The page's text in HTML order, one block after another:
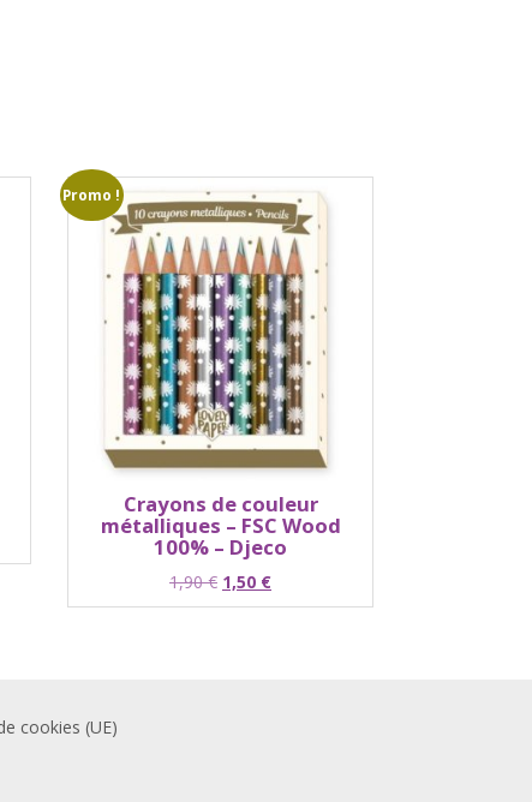
Promo !
Crayons de couleur
métalliques – FSC Wood
100% – Djeco
1,90€ Le
prix
1,50 €Le
prix
cookies (UE)